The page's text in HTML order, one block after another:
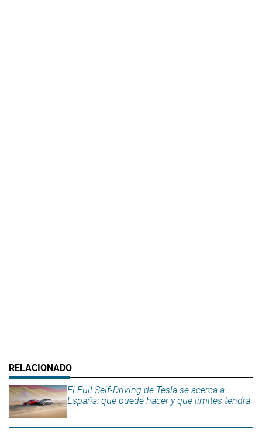
El Full Self-Driving de Tesla se acerca a
España: qué puede hacer y qué límites tendrá